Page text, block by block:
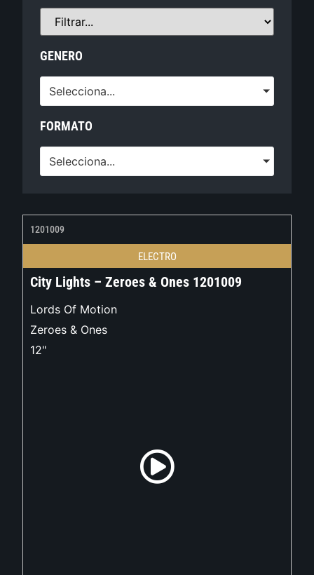
GENERO
Selecciona...
FORMATO
Selecciona...
1201009
ELECTRO
City Lights – Zeroes & Ones 1201009
Lords Of Motion
Zeroes & Ones
12"